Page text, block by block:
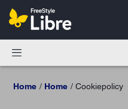
Home Home Cookiepolicy